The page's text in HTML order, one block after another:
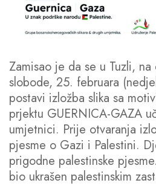
Zamisao je da se u Tuzli,
slobode, 25. februara
postavi izložba slika sa
prjektu GUERNICA-GAZA
umjetnici. Prije otvaranja
pjesme o Gazi i Palestini.
prigodne palestinske
bio ukrašen palestinskim